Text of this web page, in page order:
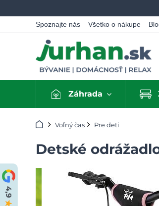
Spoznajte nás Všetko o nákupe
Záhrada
Úvod Voľný čas Pre deti
Detské